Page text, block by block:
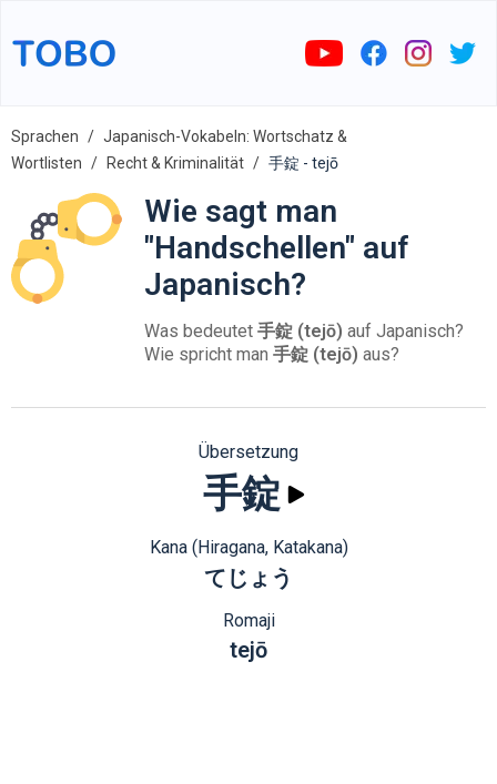
Sprachen
Japanisch-Vokabeln: Wortschatz &
Wortlisten
Recht & Kriminalität 手錠 - tejō
Wie sagt man
"Handschellen" auf
Japanisch?
Was bedeutet 手錠 (tejō) auf Japanisch?
Wie spricht man 手錠 (tejō) aus?
Übersetzung
手錠
Kana (Hiragana, Katakana)
てじょう
Romaji
tejō